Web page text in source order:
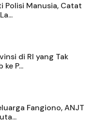
Polisi Manusia, Catat
di RI yang Tak
P...
Fangiono, ANJT